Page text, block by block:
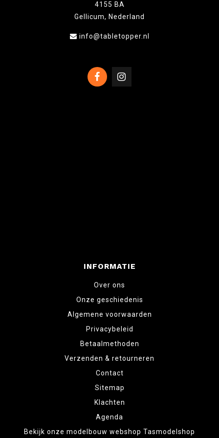
4155 BA
Gellicum, Nederland
info@tabletopper.nl
INFORMATIE
Over ons
Onze geschiedenis
Algemene voorwaarden
Privacybeleid
Betaalmethoden
Verzenden & retourneren
Contact
Sitemap
Klachten
Agenda
Bekijk onze modelbouw webshop Tasmodelshop